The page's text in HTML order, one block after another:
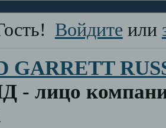
Войдите или
GARRETT
- лицо